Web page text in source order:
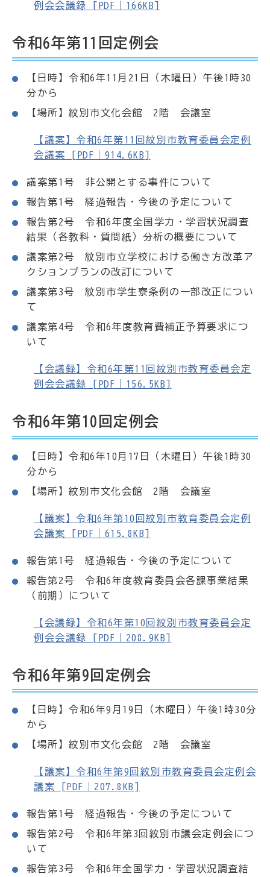
例会会議録 [PDF｜166KB]
令和6年第11回定例会
【日時】令和6年11月21日（木曜日）午後1時30
分から
【場所】紋別市文化会館 2階 会議室
【議案】令和6年第11回紋別市教育委員会定例
会議案 [PDF｜914.6KB]
議案第1号 非公開とする事件について
報告第1号 経過報告・今後の予定について
報告第2号 令和6年度全国学力・学習状況調査
結果（各教科・質問紙）分析の概要について
議案第2号 紋別市立学校における働き方改革ア
クションプランの改訂について
議案第3号 紋別市学生寮条例の一部改正につい
て
議案第4号 令和6年度教育費補正予算要求につ
いて
【会議録】令和6年第11回紋別市教育委員会定
例会会議録 [PDF｜156.5KB]
令和6年第10回定例会
【日時】令和6年10月17日（木曜日）午後1時30
分から
【場所】紋別市文化会館 2階 会議室
【議案】令和6年第10回紋別市教育委員会定例
会議案 [PDF｜615.8KB]
報告第1号 経過報告・今後の予定について
報告第2号 令和6年度教育委員会各課事業結果
（前期）について
【会議録】令和6年第10回紋別市教育委員会定
例会会議録 [PDF｜208.9KB]
令和6年第9回定例会
【日時】令和6年9月19日（木曜日）午後1時30分
から
【場所】紋別市文化会館 2階 会議室
【議案】令和6年第9回紋別市教育委員会定例会
議案 [PDF｜207.8KB]
報告第1号 経過報告・今後の予定について
報告第2号 令和6年第3回紋別市議会定例会につ
いて
報告第3号 令和6年全国学力・学習状況調査結